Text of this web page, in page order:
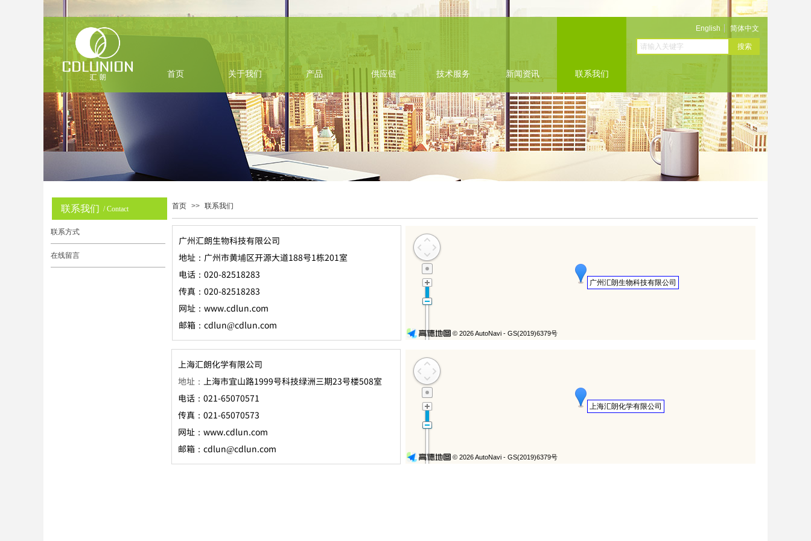
English 简体中文
首页 关于我们 产品 供应链 技术服务 新闻资讯 联系我们
搜索
English 简体中文
关于我们 首页 >> 联系我们
联系我们 / Contact
联系方式
在线留言
广州汇朗生物科技有限公司
地址：广州市黄埔区开源大道188号1栋201室
电话：020-82518283
传真：020-82518283
网址：www.cdlun.com
邮箱：cdlun@cdlun.com
上海汇朗化学有限公司
地址： 上海市宜山路1999号科技绿洲三期23号楼508室
电话：021-65070571
传真：021-65070573
网址：www.cdlun.com
邮箱：cdlun@cdlun.com